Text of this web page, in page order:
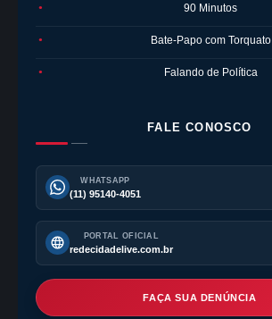
● 90 Minutos
● Bate-Papo com Torquato
● Falando de Política
FALE CONOSCO
WHATSAPP
(11) 95140-4051
PORTAL OFICIAL
redecidadelive.com.br
FAÇA SUA DENÚNCIA